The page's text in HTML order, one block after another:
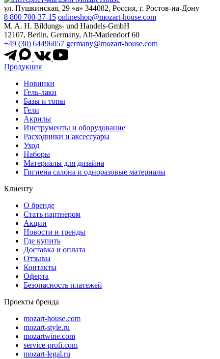
ул. Пушкинская, 29 «а» 344082, Россия, г. Ростов-на-Дону
8 800 700-37-15 onlineshop@mozart-house.com
M. A. H. Bildungs- und Handels-GmbH
12107, Berlin, Germany, Alt-Mariendorf 60
+49 (30) 64496057 germany@mozart-house.com
Продукция
Новинки
Гель-лаки
Базы и топы
Гели
Акрилы
Инструменты и оборудование
Расходники и аксессуары
Уход
Наборы
Материалы для дизайна
Гигиена салона и одноразовые материалы
Клиенту
О бренде
Стать партнером
Акции
Новости и тренды
Где купить
Доставка и оплата
Отзывы
Контакты
Оферта
Безопасность платежей
Проекты бренда
mozart-house.com
mozart-style.ru
mozartwine.com
service-profi.com
mozart-legal.ru